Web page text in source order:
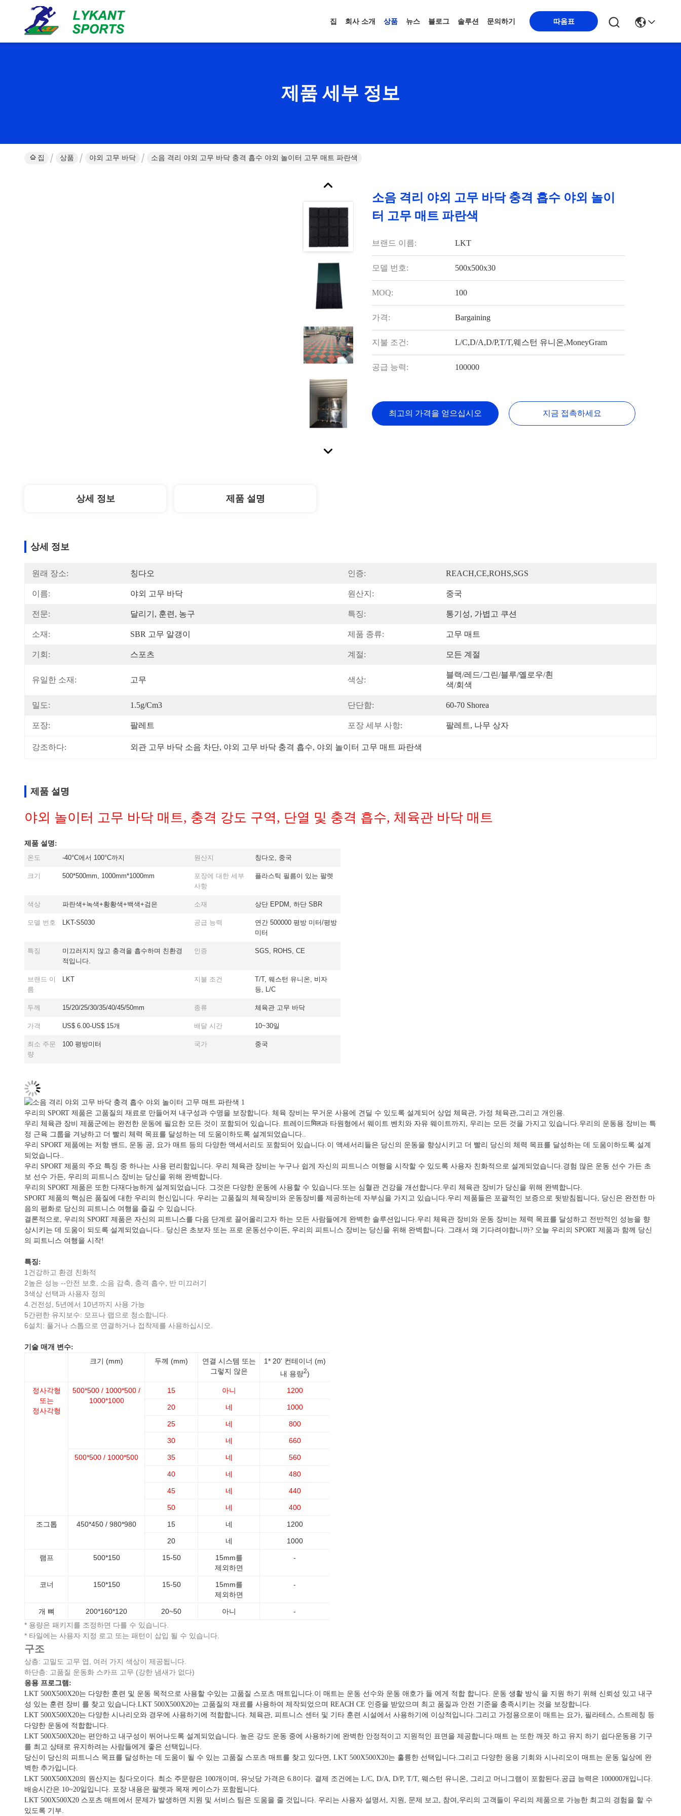
집 회사 소개 상품 뉴스 블로그 솔루션 문의하기 따옴표
제품 세부 정보
집 상품 야외 고무 바닥 소음 격리 야외 고무 바닥 충격 흡수 야외 놀이터 고무 매트 파란색
소음 격리 야외 고무 바닥 충격 흡수 야외 놀이
터 고무 매트 파란색
브랜드 이름: LKT
모델 번호: 500x500x30
MOQ: 100
가격: Bargaining
지불 조건: L/C,D/A,D/P,T/T,웨스턴 유니온,MoneyGram
공급 능력: 100000
최고의 가격을 얻으십시오 지금 접촉하세요
상세 정보 제품 설명
상세 정보
원래 장소: 칭다오 인증: REACH,CE,ROHS,SGS
이름: 야외 고무 바닥 원산지: 중국
전문: 달리기, 훈련, 농구 특징: 통기성, 가볍고 쿠션
소재: SBR 고무 알갱이 제품 종류: 고무 매트
기회: 스포츠 계절: 모든 계절
유일한 소재: 고무 색상:
블랙/레드/그린/블루/옐로우/흰
색/회색
밀도: 1.5g/cm3 단단함: 60-70 Shorea
포장: 팔레트 포장 세부 사항: 팔레트, 나무 상자
강조하다: 외관 고무 바닥 소음 차단, 야외 고무 바닥 충격 흡수, 야외 놀이터 고무 매트 파란색
제품 설명
야외 놀이터 고무 바닥 매트, 충격 강도 구역, 단열 및 충격 흡수, 체육관 바닥 매트
제품 설명:
온도
-40°C에서 100°C까지 원산지 칭다오, 중국
크기 500*500mm, 1000mm*1000mm
포장에 대한 세부
사항
플라스틱 필름이 있는 팔렛
색상 파란색+녹색+황황색+백색+검은 소재 상단 EPDM, 하단 SBR
모델 번호 LKT-S5030 공급 능력
연간 500000 평방 미터/평방
미터
특징
미끄러지지 않고 충격을 흡수하며 친환경
적입니다.
인증 SGS, ROHS, CE
브랜드 이
름
LKT 지불 조건
T/T, 웨스턴 유니온, 비자
등, L/C
두께 15/20/25/30/35/40/45/50mm 종류 체육관 고무 바닥
가격 US$ 6.00-US$ 15개 배달 시간 10~30일
최소 주문
량
100 평방미터 국가 중국
우리의 SPORT 제품은 고품질의 재료로 만들어져 내구성과 수명을 보장합니다. 체육 장비는 무거운 사용에 견딜 수 있도록 설계되어 상업 체육관, 가정 체육관,그리고 개인용.
우리 체육관 장비 제품군에는 완전한 운동에 필요한 모든 것이 포함되어 있습니다. 트레이드मिल과 타원형에서 웨이트 벤치와 자유 웨이트까지, 우리는 모든 것을 가지고 있습니다.우리의 운동용 장비는 특
정 근육 그룹을 겨냥하고 더 빨리 체력 목표를 달성하는 데 도움이하도록 설계되었습니다..
우리 SPORT 제품에는 저항 밴드, 운동 공, 요가 매트 등의 다양한 액세서리도 포함되어 있습니다.이 액세서리들은 당신의 운동을 향상시키고 더 빨리 당신의 체력 목표를 달성하는 데 도움이하도록 설계
되었습니다..
우리 SPORT 제품의 주요 특징 중 하나는 사용 편리함입니다. 우리 체육관 장비는 누구나 쉽게 자신의 피트니스 여행을 시작할 수 있도록 사용자 친화적으로 설계되었습니다.경험 많은 운동 선수 가든 초
보 선수 가든, 우리의 피트니스 장비는 당신을 위해 완벽합니다.
우리의 SPORT 제품은 또한 다재다능하게 설계되었습니다. 그것은 다양한 운동에 사용할 수 있습니다.또는 심혈관 건강을 개선합니다.우리 체육관 장비가 당신을 위해 완벽합니다.
SPORT 제품의 핵심은 품질에 대한 우리의 헌신입니다. 우리는 고품질의 체육장비와 운동장비를 제공하는데 자부심을 가지고 있습니다.우리 제품들은 포괄적인 보증으로 뒷받침됩니다, 당신은 완전한 마
음의 평화로 당신의 피트니스 여행을 즐길 수 있습니다.
결론적으로, 우리의 SPORT 제품은 자신의 피트니스를 다음 단계로 끌어올리고자 하는 모든 사람들에게 완벽한 솔루션입니다.우리 체육관 장비와 운동 장비는 체력 목표를 달성하고 전반적인 성능을 향
상시키는 데 도움이 되도록 설계되었습니다.. 당신은 초보자 또는 프로 운동선수이든, 우리의 피트니스 장비는 당신을 위해 완벽합니다. 그래서 왜 기다려야합니까? 오늘 우리의 SPORT 제품과 함께 당신
의 피트니스 여행을 시작!
특징:
1건강하고 환경 친화적
2높은 성능 --안전 보호, 소음 감축, 충격 흡수, 반 미끄러기
3색상 선택과 사용자 정의
4.건전성, 5년에서 10년까지 사용 가능
5간편한 유지보수: 모프나 랩으로 청소합니다.
6설치: 풀거나 스톱으로 연결하거나 접착제를 사용하십시오.
기술 매개 변수:
크기 (mm) 두께 (mm)
연결 시스템 또는
그렇지 않은
1* 20' 컨테이너 (m)
내 용량2)
정사각형
또는
정사각형
500*500 / 1000*500 /
1000*1000
15 아니 1200
20 네 1000
25 네 800
30 네 660
500*500 / 1000*500 35 네 560
40 네 480
45 네 440
50 네 400
조그톱 450*450 / 980*980 15 네 1200
20 네 1000
램프 500*150 15-50
15mm를
제외하면
-
코너 150*150 15-50
15mm를
제외하면
-
개 뼈 200*160*120 20~50 아니
-
* 용량은 패키지를 조정하면 다를 수 있습니다.
* 타일에는 사용자 지정 로고 또는 패턴이 삽입 될 수 있습니다.
구조
상층: 고밀도 고무 엽, 여러 가지 색상이 제공됩니다.
하단층: 고품질 운동화 스카프 고무 (강한 냄새가 없다)
응용 프로그램:
LKT 500X500X20는 다양한 훈련 및 운동 목적으로 사용할 수있는 고품질 스포츠 매트입니다.이 매트는 운동 선수와 운동 애호가 들 에게 적합 합니다. 운동 생활 방식 을 지원 하기 위해 신뢰성 있고 내구
성 있는 훈련 장비 를 찾고 있습니다.LKT 500X500X20는 고품질의 재료를 사용하여 제작되었으며 REACH CE 인증을 받았으며 최고 품질과 안전 기준을 충족시키는 것을 보장합니다.
LKT 500X500X20는 다양한 시나리오와 경우에 사용하기에 적합합니다. 체육관, 피트니스 센터 및 기타 훈련 시설에서 사용하기에 이상적입니다.그리고 가정용으로이 매트는 요가, 필라테스, 스트레칭 등
다양한 운동에 적합합니다.
LKT 500X500X20는 편안하고 내구성이 뛰어나도록 설계되었습니다. 높은 강도 운동 중에 사용하기에 완벽한 안정적이고 지원적인 표면을 제공합니다.매트 는 또한 깨끗 하고 유지 하기 쉽다운동용 기구
를 최고 상태로 유지하려는 사람들에게 좋은 선택입니다.
당신이 당신의 피트니스 목표를 달성하는 데 도움이 될 수 있는 고품질 스포츠 매트를 찾고 있다면, LKT 500X500X20는 훌륭한 선택입니다.그리고 다양한 응용 기회와 시나리오이 매트는 운동 일상에 완
벽한 추가입니다.
LKT 500X500X20의 원산지는 칭다오이다. 최소 주문량은 100개이며, 유닛당 가격은 6.8이다. 결제 조건에는 L/C, D/A, D/P, T/T, 웨스턴 유니온, 그리고 머니그램이 포함된다.공급 능력은 100000개입니다.
배송시간은 10~20일입니다. 포장 내용은 팔렛과 목재 케이스가 포함됩니다.
LKT 500X500X20 스포츠 매트에서 문제가 발생하면 지원 및 서비스 팀은 도움을 줄 것입니다. 우리는 사용자 설명서, 지원, 문제 보고, 참여,우리의 고객들이 우리의 제품으로 가능한 최고의 경험을 할 수
있도록 기부.